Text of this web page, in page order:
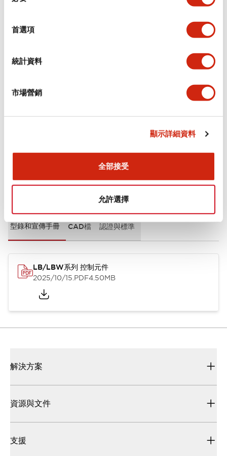
首選項
統計資料
市場營銷
顯示詳細資料
全部接受
允許選擇
文件和檔案
型錄和宣傳手冊 CAD檔 認證與標準
LB/LBW系列 控制元件
2025/10/15.PDF4.50MB
解決方案
資源與文件
支援